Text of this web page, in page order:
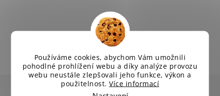
Používáme cookies, abychom Vám umožnili
pohodlné prohlížení webu a díky analýze provozu
webu neustále zlepšovali jeho funkce, výkon a
použitelnost. Více informací